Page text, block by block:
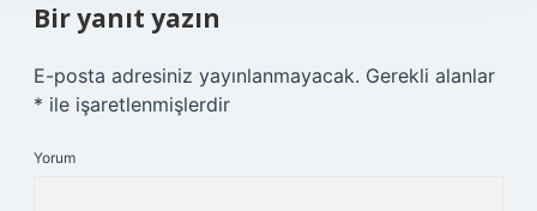
Bir yanıt yazın
E-posta adresiniz yayınlanmayacak. Gerekli alanlar
* ile işaretlenmişlerdir
Yorum